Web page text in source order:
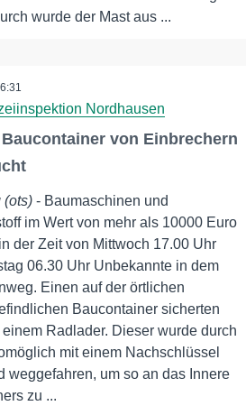
wurde der Mast aus ...
Nordhausen
Baucontainer von Einbrechern
(ots)- Baumaschinen und
im Wert von mehr als 10000 Euro
der Zeit von Mittwoch 17.00 Uhr
06.30 Uhr Unbekannte in dem
Einen auf der örtlichen
Baucontainer sicherten
Radlader. Dieser wurde durch
mit einem Nachschlüssel
weggefahren, um so an das Innere
zu ...